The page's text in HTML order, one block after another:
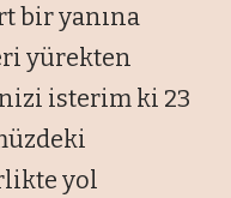
bir yanına
yürekten
isterim ki 23
yol